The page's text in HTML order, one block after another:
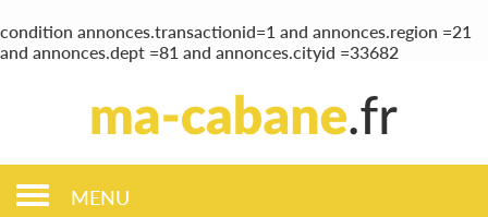
condition annonces.transactionid=1 and annonces.region =21
and annonces.dept =81 and annonces.cityid =33682
MENU